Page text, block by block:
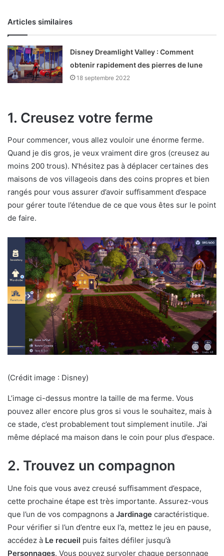
Articles similaires
Disney Dreamlight Valley : Comment
obtenir rapidement des pierres de lune
18 septembre 2022
1. Creusez votre ferme
Pour commencer, vous allez vouloir une énorme ferme.
Quand je dis gros, je veux vraiment dire gros (creusez au
moins 200 trous). N’hésitez pas à déplacer certaines des
maisons de vos villageois dans des coins propres et bien
rangés pour vous assurer d’avoir suffisamment d’espace
pour gérer toute l’étendue de ce que vous êtes sur le point
de faire.
(Crédit image : Disney)
L’image ci-dessus montre la taille de ma ferme. Vous
pouvez aller encore plus gros si vous le souhaitez, mais à
ce stade, c’est probablement tout simplement inutile. J’ai
même déplacé ma maison dans le coin pour plus d’espace.
2. Trouvez un compagnon
Une fois que vous avez creusé suffisamment d’espace,
cette prochaine étape est très importante. Assurez-vous
que l’un de vos compagnons a Jardinage caractéristique.
Pour vérifier si l’un d’entre eux l’a, mettez le jeu en pause,
accédez à Le recueil puis faites défiler jusqu’à
Personnages. Vous pouvez survoler chaque personnage